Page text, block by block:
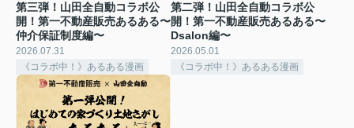
第三弾！山田全自動コラボ公
開！第一不動産販売あるある〜
仲介保証制度編〜
2026.07.31
《コラボ中！》あるある漫画
第二弾！山田全自動コラボ公
開！第一不動産販売あるある〜
Dsalon編〜
2026.05.01
《コラボ中！》あるある漫画